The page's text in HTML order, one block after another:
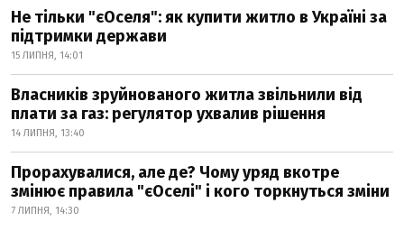
Не тільки "єОселя": як купити житло в Україні за
підтримки держави
15 ЛИПНЯ, 14:01
Власників зруйнованого житла звільнили від
плати за газ: регулятор ухвалив рішення
14 ЛИПНЯ, 13:40
Прорахувалися, але де? Чому уряд вкотре
змінює правила "єОселі" і кого торкнуться зміни
7 ЛИПНЯ, 14:30